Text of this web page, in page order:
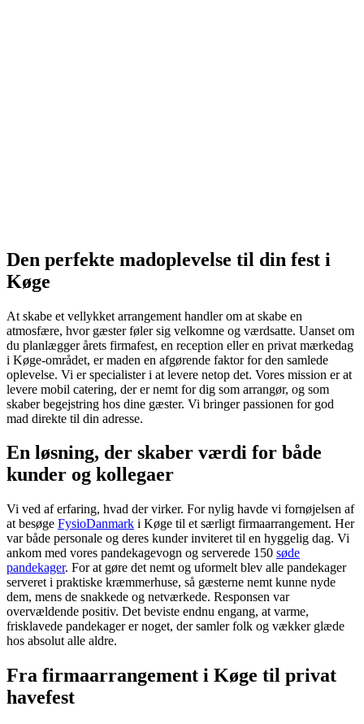
Den perfekte madoplevelse til din fest i
Køge
At skabe et vellykket arrangement handler om at skabe en
atmosfære, hvor gæster føler sig velkomne og værdsatte. Uanset om
du planlægger årets firmafest, en reception eller en privat mærkedag
i Køge-området, er maden en afgørende faktor for den samlede
oplevelse. Vi er specialister i at levere netop det. Vores mission er at
levere mobil catering, der er nemt for dig som arrangør, og som
skaber begejstring hos dine gæster. Vi bringer passionen for god
mad direkte til din adresse.
En løsning, der skaber værdi for både
kunder og kollegaer
Vi ved af erfaring, hvad der virker. For nylig havde vi fornøjelsen af
at besøge FysioDanmark i Køge til et særligt firmaarrangement. Her
var både personale og deres kunder inviteret til en hyggelig dag. Vi
ankom med vores pandekagevogn og serverede 150 søde
pandekager. For at gøre det nemt og uformelt blev alle pandekager
serveret i praktiske kræmmerhuse, så gæsterne nemt kunne nyde
dem, mens de snakkede og netværkede. Responsen var
overvældende positiv. Det beviste endnu engang, at varme,
frisklavede pandekager er noget, der samler folk og vækker glæde
hos absolut alle aldre.
Fra firmaarrangement i Køge til privat
havefest